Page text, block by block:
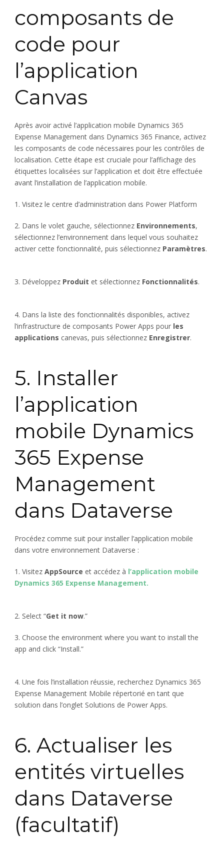
composants de
code pour
l’application
Canvas
Après avoir activé l’application mobile Dynamics 365
Expense Management dans Dynamics 365 Finance, activez
les composants de code nécessaires pour les contrôles de
localisation. Cette étape est cruciale pour l’affichage des
étiquettes localisées sur l’application et doit être effectuée
avant l’installation de l’application mobile.
1. Visitez le centre d’administration dans Power Platform
2. Dans le volet gauche, sélectionnez Environnements,
sélectionnez l’environnement dans lequel vous souhaitez
activer cette fonctionnalité, puis sélectionnez Paramètres.
3. Développez Produit et sélectionnez Fonctionnalités.
4. Dans la liste des fonctionnalités disponibles, activez
l’infrastructure de composants Power Apps pour les
applications canevas, puis sélectionnez Enregistrer.
5. Installer
l’application
mobile Dynamics
365 Expense
Management
dans Dataverse
Procédez comme suit pour installer l’application mobile
dans votre environnement Dataverse :
1. Visitez AppSource et accédez à l’application mobile
Dynamics 365 Expense Management.
2. Select “Get it now.”
3. Choose the environment where you want to install the
app and click “Install.”
4. Une fois l’installation réussie, recherchez Dynamics 365
Expense Management Mobile répertorié en tant que
solution dans l’onglet Solutions de Power Apps.
6. Actualiser les
entités virtuelles
dans Dataverse
(facultatif)